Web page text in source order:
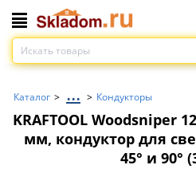
Каталог > ... > Кондукторы
KRAFTOOL Woodsniper
мм, кондуктор для
45° и 90°